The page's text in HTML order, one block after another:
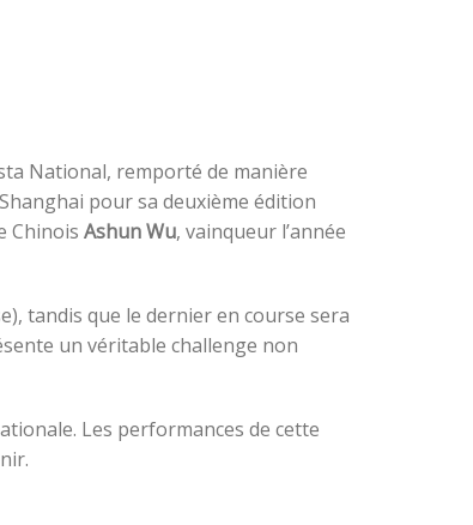
National, remporté de manière
pour sa deuxième édition
Chinois Ashun Wu, vainqueur l’année
tandis que le dernier en course sera
un véritable challenge non
Les performances de cette